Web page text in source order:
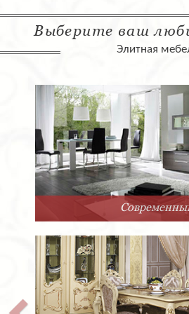
Выберите ваш
Элитная